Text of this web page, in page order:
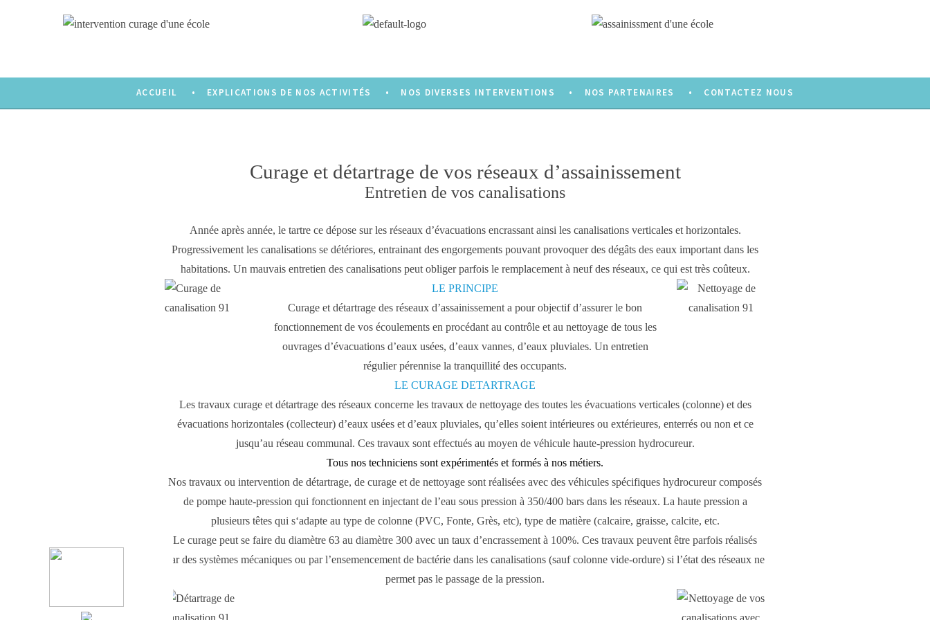
ACCUEIL EXPLICATIONS DE NOS ACTIVITÉS NOS DIVERSES INTERVENTIONS NOS PARTENAIRES CONTACTEZ NOUS
Curage et détartrage de vos réseaux d’assainissement
Entretien de vos canalisations
Année après année, le tartrece dépose sur les réseaux d’évacuations encrassant ainsi les canalisationsverticales et horizontales.
Progressivementles canalisations se détériores, entrainant des engorgements pouvant provoquer des dégâts des eaux importantdans les
habitations. Un mauvais entretien des canalisationspeut obliger parfois le remplacement à neuf des réseaux, ce qui est très coûteux.
LE PRINCIPE
Curage etdétartrage des réseaux d’assainissementa pour objectif d’assurer le bon
fonctionnement de vos écoulements en procédant au contrôle et au nettoyage de tous les
ouvrages d’évacuations d’eaux usées, d’eaux vannes, d’eaux pluviales. Un entretien
régulier pérennise la tranquillité des occupants.
LE CURAGE DETARTRAGE
Les travaux curageetdétartragedes réseaux concerne les travaux de nettoyage des toutes les évacuations verticales (colonne) et des
évacuations horizontales (collecteur) d’eaux uséeset d’eaux pluviales, qu’elles soient intérieures ou extérieures, enterrés ou non et ce
jusqu’au réseau communal. Ces travaux sont effectués au moyen de véhicule haute-pression hydrocureur.
Tous nos techniciens sont expérimentés et formés à nos métiers.
Nos travaux ou intervention de détartrage, de curage et de nettoyage sont réalisées avec des véhicules spécifiques hydrocureurcomposés
de pompe haute-pressionqui fonctionnent en injectant de l’eau sous pression à 350/400 bars dans les réseaux. La haute pression a
plusieurs têtes qui s‘adapte au type de colonne (PVC, Fonte, Grès, etc), type de matière (calcaire, graisse, calcite, etc.
Le curage peut se faire du diamètre 63 au diamètre 300 avec un taux d’encrassement à 100%. Ces travaux peuvent être parfois réalisés
par des systèmes mécaniques ou par l’ensemencement de bactérie dans les canalisations (sauf colonne vide-ordure) si l’état des réseaux ne
permet pas le passage de la pression.